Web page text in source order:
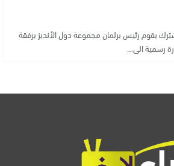
يقوم رئيس برلمان مجموعة دول الأنديز برفقة
رسمية الى…